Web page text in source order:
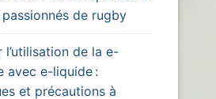
de rugby
l’utilisation de la e-
avec e-liquide :
et précautions à